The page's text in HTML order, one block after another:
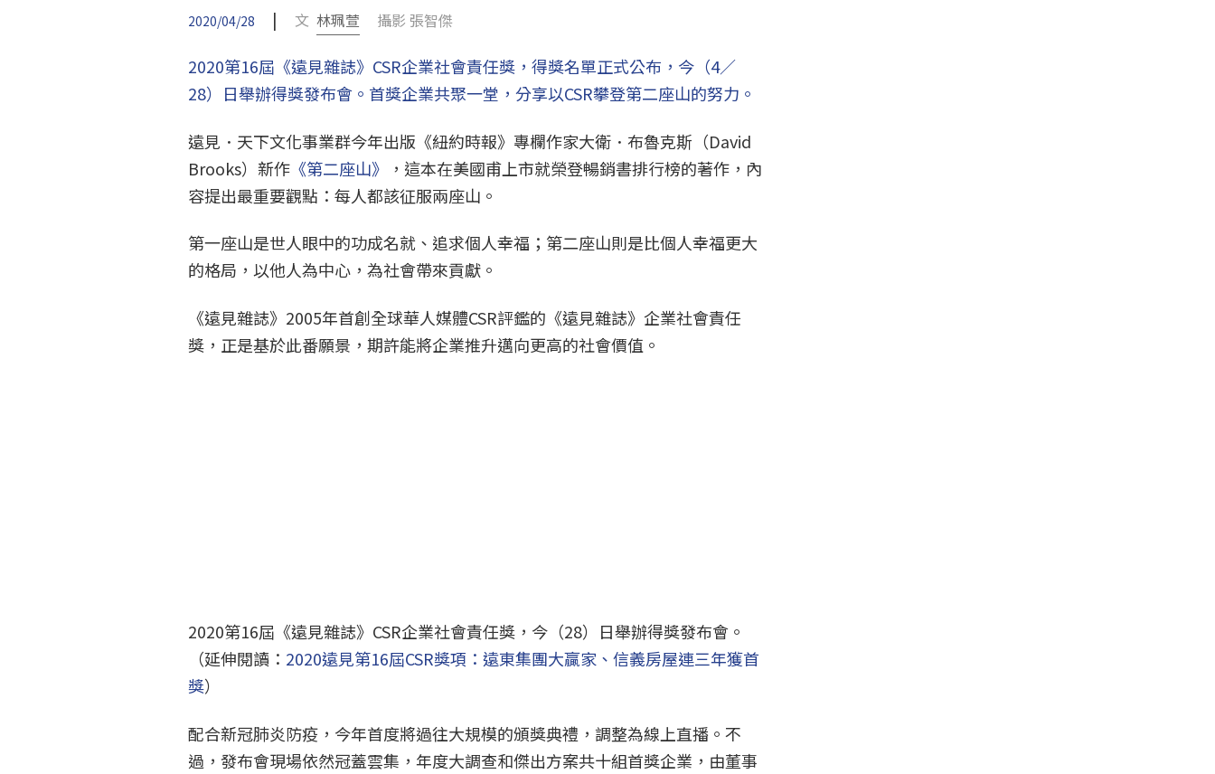
2020/04/28 | 文 林珮萱 攝影 張智傑
2020第16屆《遠見雜誌》CSR企業社會責任獎，得獎名單正式公布，今（4／
28）日舉辦得獎發布會。首獎企業共聚一堂，分享以CSR攀登第二座山的努力。
遠見．天下文化事業群今年出版《紐約時報》專欄作家大衛．布魯克斯（David
Brooks）新作 《第二座山》
，這本在美國甫上市就榮登暢銷書排行榜的著作，內
容提出最重要觀點：每人都該征服兩座山。
第一座山是世人眼中的功成名就、追求個人幸福；第二座山則是比個人幸福更大
的格局，以他人為中心，為社會帶來貢獻。
《遠見雜誌》2005年首創全球華人媒體CSR評鑑的《遠見雜誌》企業社會責任
獎，正是基於此番願景，期許能將企業推升邁向更高的社會價值。
2020第16屆《遠見雜誌》CSR企業社會責任獎，今（28）日舉辦得獎發布會。
（延伸閱讀： 2020遠見第16屆CSR獎項：遠東集團大贏家、信義房屋連三年獲首
獎）
配合新冠肺炎防疫，今年首度將過往大規模的頒獎典禮，調整為線上直播。不
過，發布會現場依然冠蓋雲集，年度大調查和傑出方案共十組首獎企業，由董事